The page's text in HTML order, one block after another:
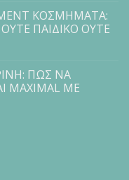
ΚΟΣΜΗΜΑΤΑ:
ΠΑΙΔΙΚΟ ΟΥΤΕ
ΠΩΣ ΝΑ
MAXIMAL ΜΕ